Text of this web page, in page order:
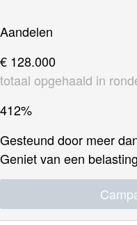
Aandelen
€ 128.000
totaal opgehaald in
412%
Gesteund door meer
Geniet van een